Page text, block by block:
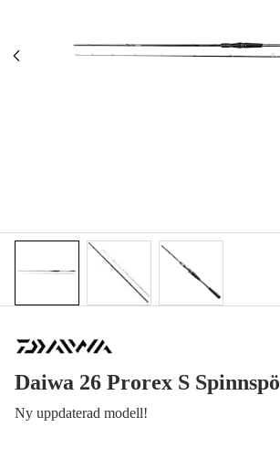
Daiwa 26 Prorex S Spinnspö
Ny uppdaterad modell!